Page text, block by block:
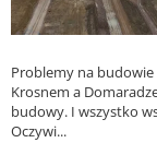
Problemy na
Krosnem a
budowy. I wszystko
Oczywi...